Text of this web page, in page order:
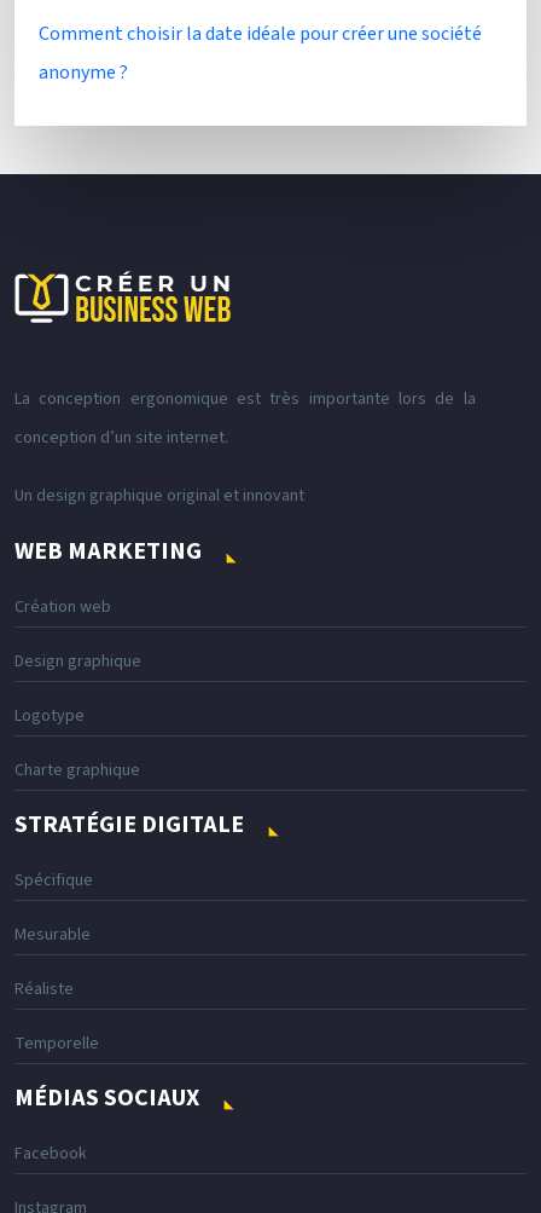
Comment choisir la date idéale pour créer une société
anonyme ?
La conception ergonomique est très importante lors de la
conception d’un site internet.
Un design graphique original et innovant
WEB MARKETING
Création web
Design graphique
Logotype
Charte graphique
STRATÉGIE DIGITALE
Spécifique
Mesurable
Réaliste
Temporelle
MÉDIAS SOCIAUX
Facebook
Instagram